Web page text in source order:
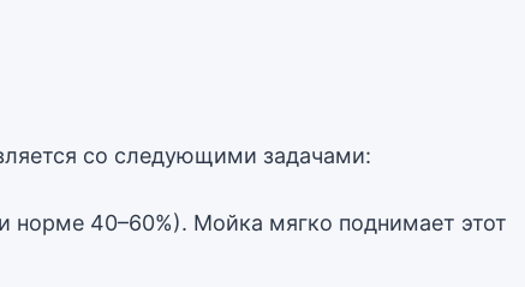
со следующими задачами:
норме 40–60%). Мойка мягко поднимает этот